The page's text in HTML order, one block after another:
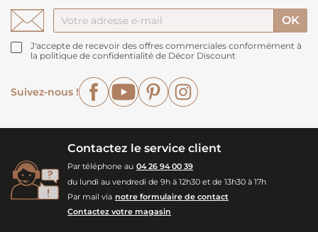
J'accepte de recevoir des offres commerciales conformément à
la politique de confidentialité de Décor Discount
Suivez-nous !
FacebookYouTubePinterest
Contactez le service client
Par téléphone au 04 26 94 00 39
du lundi au vendredi de 9h à 12h30 et de 13h30 à 17h
Par mail via notre formulaire de contact
Contactez votre magasin